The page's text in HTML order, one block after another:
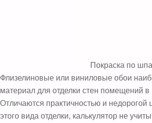
Покраска по
Флизелиновые или виниловые обои
материал для отделки стен помещений в
Отличаются практичностью и
этого вида отделки, калькулятор не